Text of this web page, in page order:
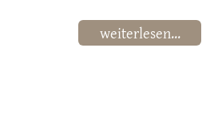
weiterlesen...